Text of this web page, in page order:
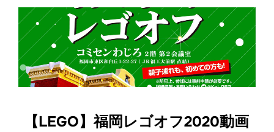
【LEGO】福岡レゴオフ2020動画